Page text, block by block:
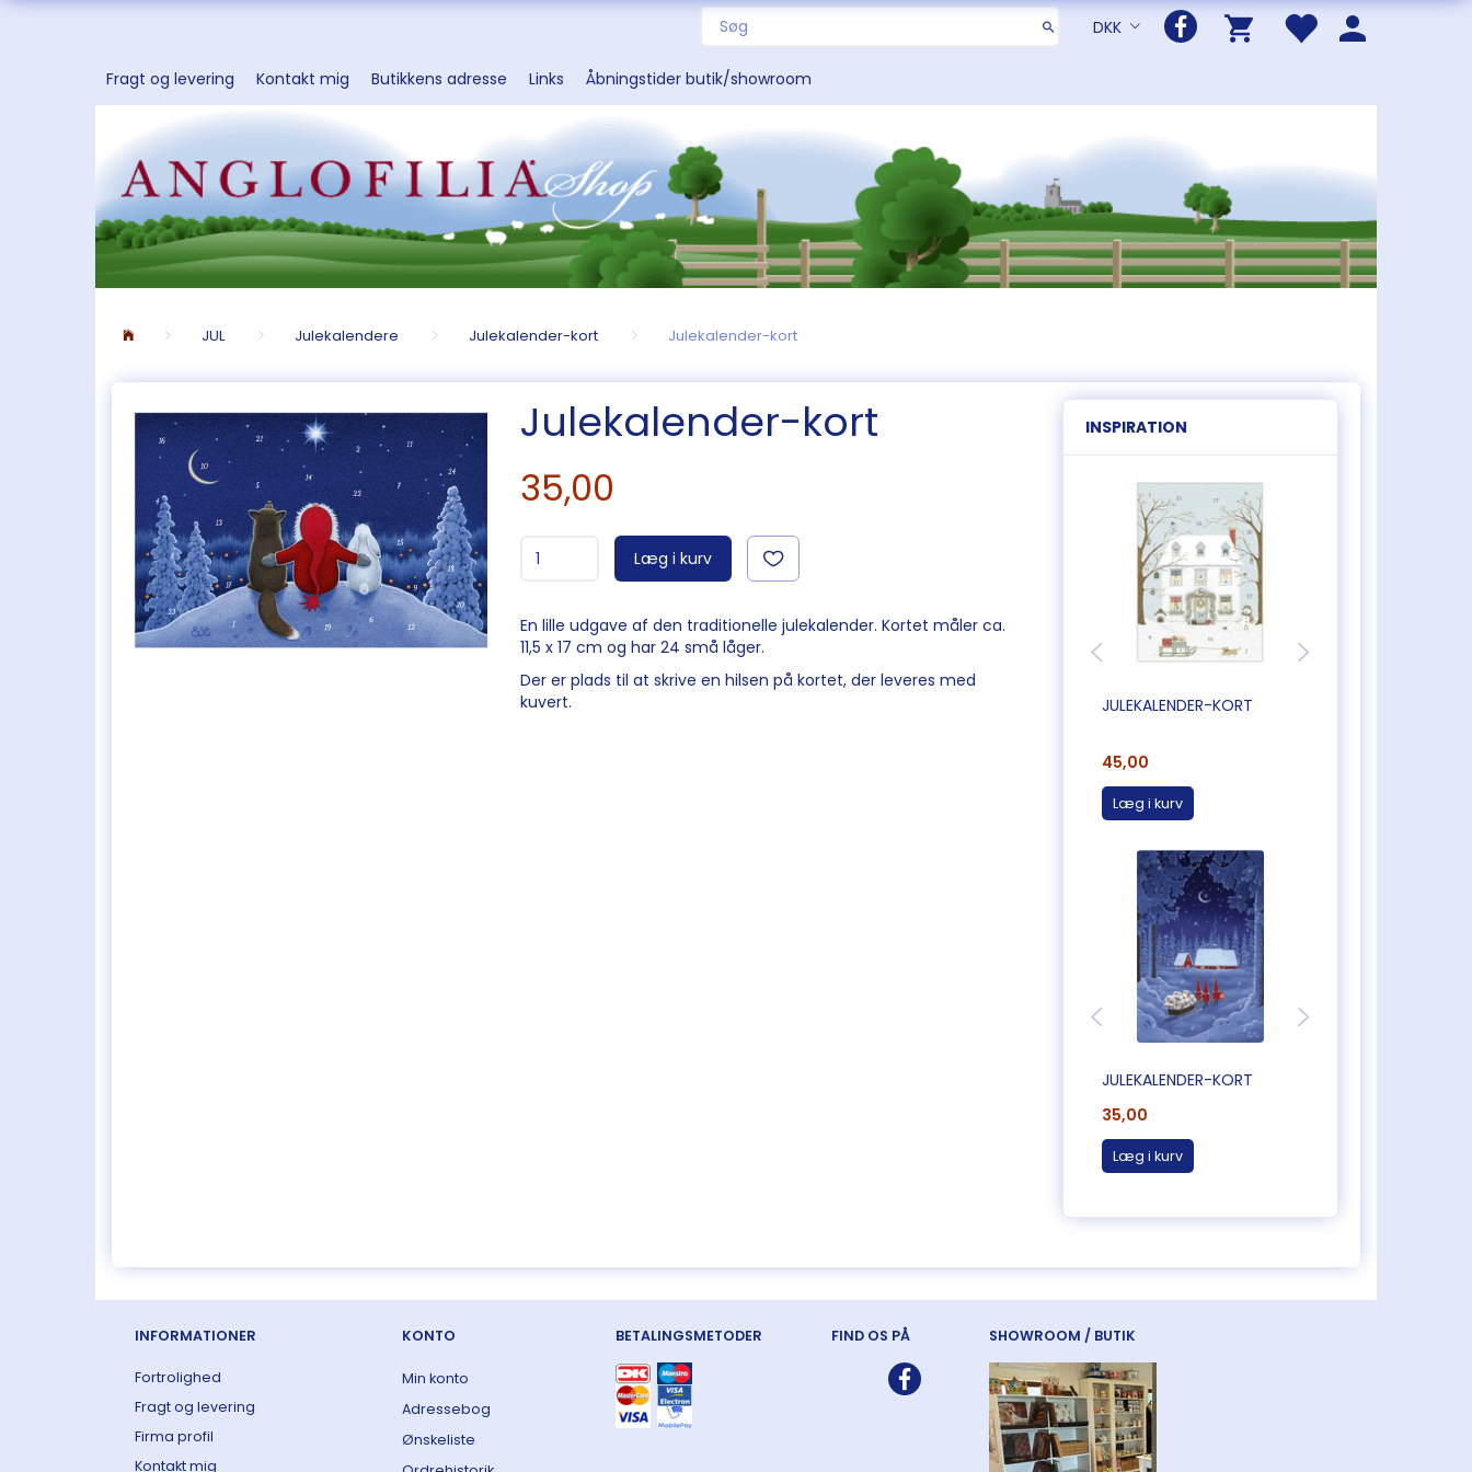
DKK
Fragt og levering Kontakt mig Butikkens adresse Links Åbningstider butik/showroom
JUL Julekalendere Julekalender-kort Julekalender-kort
Julekalender-kort
35,00
Læg i kurv
En lille udgave af den traditionelle julekalender. Kortet måler ca.
11,5 x 17 cm og har 24 små låger.
Der er plads til at skrive en hilsen på kortet, der leveres med
kuvert.
INSPIRATION
JULEKALENDER-KORT
45,00
Læg i kurv
JULEKALENDER-KORT
35,00
Læg i kurv
INFORMATIONER
Fortrolighed
Fragt og levering
Firma profil
Kontakt mig
KONTO
Min konto
Adressebog
Ønskeliste
BETALINGSMETODER FIND OS PÅ SHOWROOM / BUTIK